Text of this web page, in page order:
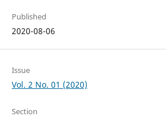
Published
2020-08-06
Issue
Vol. 2 No. 01 (2020)
Section